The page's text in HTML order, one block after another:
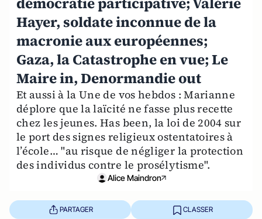
Hayer, soldate inconnue de la
macronie aux européennes;
Gaza, la Catastrophe en vue; Le
Maire in, Denormandie out
Et aussi à la Une de vos hebdos : Marianne
déplore que la laïcité ne fasse plus recette
chez les jeunes. Has been, la loi de 2004 sur
le port des signes religieux ostentatoires à
l’école… "au risque de négliger la protection
des individus contre le prosélytisme".
Alice Maindron
PARTAGER CLASSER